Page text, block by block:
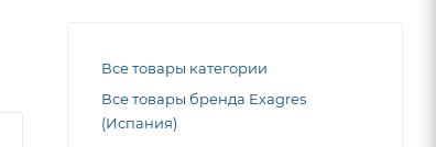
Все товары категории
Все товары бренда Exagres
(Испания)